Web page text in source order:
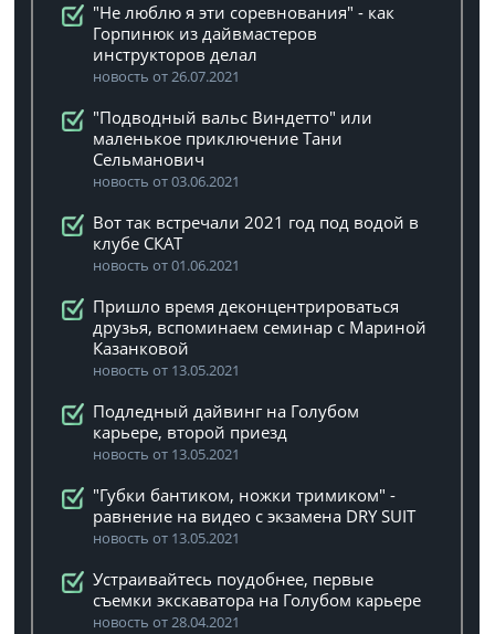
"Не люблю я эти соревнования" - как
Горпинюк из дайвмастеров
инструкторов делал
новость от 26.07.2021
"Подводный вальс Виндетто" или
маленькое приключение Тани
Сельманович
новость от 03.06.2021
Вот так встречали 2021 год под водой в
клубе СКАТ
новость от 01.06.2021
Пришло время деконцентрироваться
друзья, вспоминаем семинар с Мариной
Казанковой
новость от 13.05.2021
Подледный дайвинг на Голубом
карьере, второй приезд
новость от 13.05.2021
"Губки бантиком, ножки тримиком" -
равнение на видео с экзамена DRY SUIT
новость от 13.05.2021
Устраивайтесь поудобнее, первые
съемки экскаватора на Голубом карьере
новость от 28.04.2021